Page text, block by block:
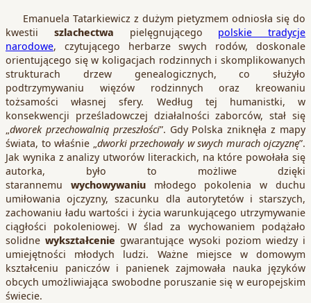
Emanuela Tatarkiewicz z dużym pietyzmem odniosła się do
kwestii szlachectwa pielęgnującego polskie tradycje
narodowe, czytującego herbarze swych rodów, doskonale
orientującego się w koligacjach rodzinnych i skomplikowanych
strukturach drzew genealogicznych, co służyło
podtrzymywaniu więzów rodzinnych oraz kreowaniu
tożsamości własnej sfery. Według tej humanistki, w
konsekwencji prześladowczej działalności zaborców, stał się
dworek przechowalnią przeszłości”. Gdy Polska zniknęła z mapy
świata, to właśnie „ dworki przechowały w swych murach ojczyznę”.
Jak wynika z analizy utworów literackich, na które powołała się
autorka, było to możliwe dzięki
starannemu wychowywaniu młodego pokolenia w duchu
umiłowania ojczyzny, szacunku dla autorytetów i starszych,
zachowaniu ładu wartości i życia warunkującego utrzymywanie
ciągłości pokoleniowej. W ślad za wychowaniem podążało
solidne wykształcenie gwarantujące wysoki poziom wiedzy i
umiejętności młodych ludzi. Ważne miejsce w domowym
kształceniu paniczów i panienek zajmowała nauka języków
obcych umożliwiająca swobodne poruszanie się w europejskim
świecie.